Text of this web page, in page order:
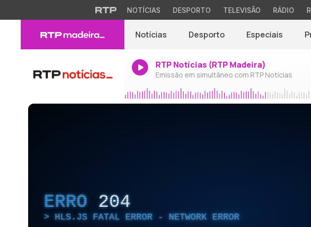
NOTÍCIAS DESPORTO TELEVISÃO RÁDIO
Notícias Desporto Especiais
RTP Notícias (RTP Madeira)
Emissão em simultâneo com RTP Notícias
ERRO 204
HLS.JS FATAL ERROR - NETWORK ERROR